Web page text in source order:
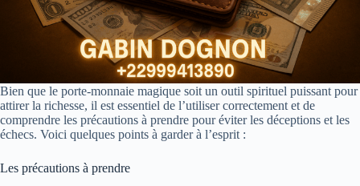
Bien que le porte-monnaie magique soit un outil spirituel puissant pour
attirer la richesse, il est essentiel de l’utiliser correctement et de
comprendre les précautions à prendre pour éviter les déceptions et les
échecs. Voici quelques points à garder à l’esprit :
Les précautions à prendre